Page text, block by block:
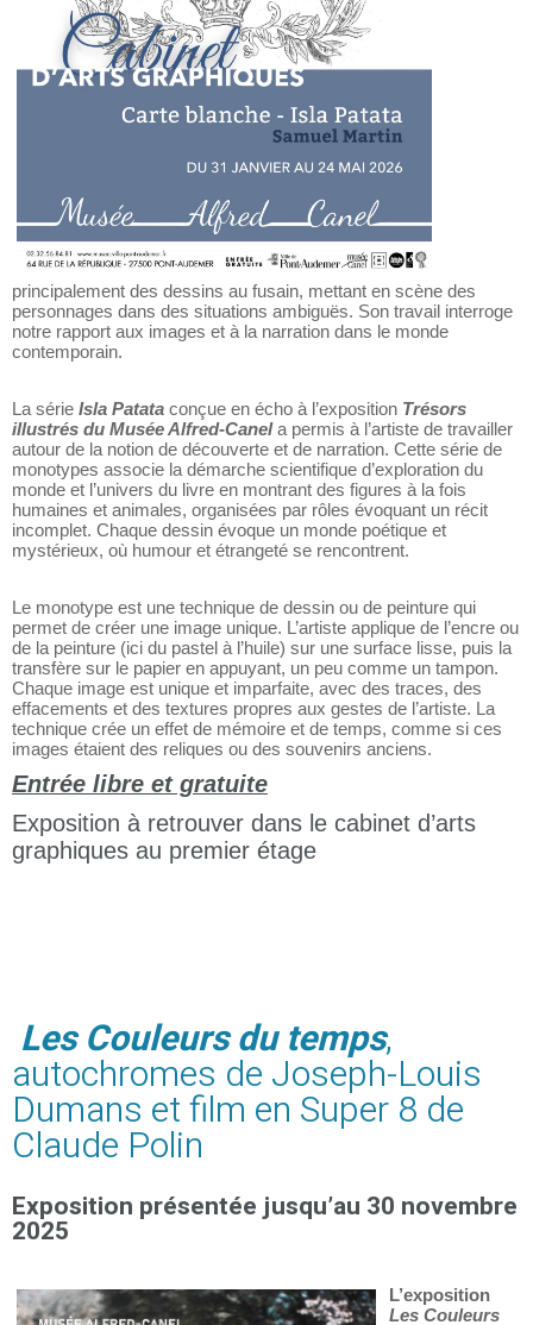
principalement des dessins au fusain, mettant en scène des
personnages dans des situations ambiguës. Son travail interroge
La sérieIsla Patataconçue en écho à l’expositionTrésors
illustrés du Musée Alfred-Canela permis à l’artiste de travailler
autour de la notion de découverte et de narration. Cette série de
monotypes associe la démarche scientifique d’exploration du
monde et l’univers du livre en montrant des figures à la fois
humaines et animales, organisées par rôles évoquant un récit
Le monotype est une technique de dessin ou de peinture qui
permet de créer une image unique. L’artiste applique de l’encre ou
de la peinture (ici du pastel à l’huile) sur une surface lisse, puis la
transfère sur le papier en appuyant, un peu comme un tampon.
Chaque image est unique et imparfaite, avec des traces, des
effacements et des textures propres aux gestes de l’artiste. La
technique crée un effet de mémoire et de temps, comme si ces
images étaient des reliques ou des souvenirs anciens.
Entrée libre et gratuite
Exposition à retrouver dans le cabinet d’arts
Les Couleurs du temps,
autochromes de Joseph-Louis
Dumans et film en Super 8 de
Claude Polin
Exposition présentée jusqu’au 30 novembre